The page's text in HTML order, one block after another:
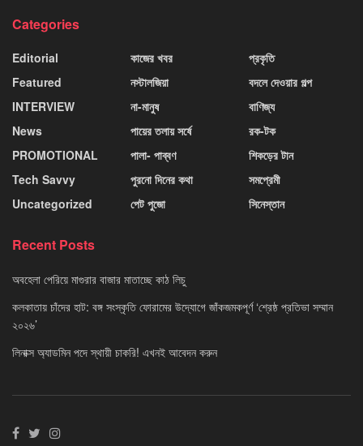
Categories
Editorial
Featured
INTERVIEW
News
PROMOTIONAL
Tech Savvy
Uncategorized
কাজের খবর
নস্টালজিয়া
না-মানুষ
পায়ের তলায় সর্ষে
পালা- পাব্বণ
পুরনো দিনের কথা
পেট পুজো
প্রকৃতি
বদলে দেওয়ার গল্প
বাণিজ্য
রক-টক
শিকড়ের টান
সমপ্রেমী
সিনেস্তান
Recent Posts
অবহেলা পেরিয়ে মাগুরার বাজার মাতাচ্ছে কাঠ লিচু
কলকাতায় চাঁদের হাট: বঙ্গ সংস্কৃতি ফোরামের উদ্যোগে জাঁকজমকপূর্ণ ‘শ্রেষ্ঠ প্রতিভা সম্মান
২০২৬’
লিনাক্স অ্যাডমিন পদে স্থায়ী চাকরি! এখনই আবেদন করুন